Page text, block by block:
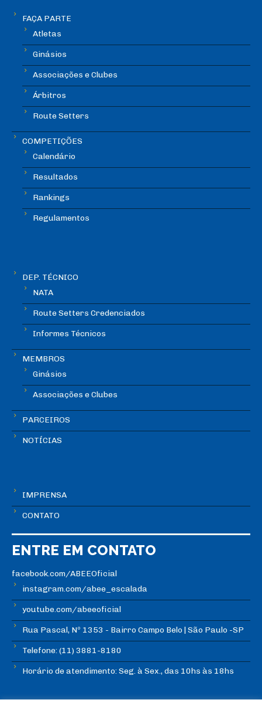
FAÇA PARTE
Atletas
Ginásios
Associações e Clubes
Árbitros
Route Setters
COMPETIÇÕES
Calendário
Resultados
Rankings
Regulamentos
DEP. TÉCNICO
NATA
Route Setters Credenciados
Informes Técnicos
MEMBROS
Ginásios
Associações e Clubes
PARCEIROS
NOTÍCIAS
IMPRENSA
CONTATO
ENTRE EM CONTATO
facebook.com/ABEEOficial
instagram.com/abee_escalada
youtube.com/abeeoficial
Rua Pascal, Nº 1353 - Bairro Campo Belo | São Paulo -SP
Telefone: (11) 3881-8180
Horário de atendimento: Seg. à Sex., das 10hs às 18hs